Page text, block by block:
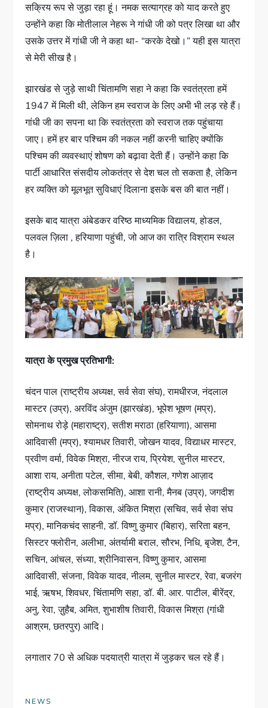
सक्रिय रूप से जुड़ा रहा हूं। नमक सत्याग्रह को याद करते हुए
उन्होंने कहा कि मोतीलाल नेहरू ने गांधी जी को पत्र लिखा था और
उसके उत्तर में गांधी जी ने कहा था- “करके देखो।” यही इस यात्रा
से मेरी सीख है।
झारखंड से जुड़े साथी चिंतामणि सहा ने कहा कि स्वतंत्रता हमें
1947 में मिली थी, लेकिन हम स्वराज के लिए अभी भी लड़ रहे हैं।
गांधी जी का सपना था कि स्वतंत्रता को स्वराज तक पहुंचाया
जाए। हमें हर बार पश्चिम की नकल नहीं करनी चाहिए क्योंकि
पश्चिम की व्यवस्थाएं शोषण को बढ़ावा देती हैं। उन्होंने कहा कि
पार्टी आधारित संसदीय लोकतंत्र से देश चल तो सकता है, लेकिन
हर व्यक्ति को मूलभूत सुविधाएं दिलाना इसके बस की बात नहीं।
इसके बाद यात्रा अंबेडकर वरिष्ठ माध्यमिक विद्यालय, होडल,
पलवल ज़िला , हरियाणा पहुंची, जो आज का रात्रि विश्राम स्थल
है।
यात्रा के प्रमुख प्रतिभागी:
चंदन पाल (राष्ट्रीय अध्यक्ष, सर्व सेवा संघ), रामधीरज, नंदलाल
मास्टर (उप्र), अरविंद अंजुम (झारखंड), भूपेश भूषण (मप्र),
सोमनाथ रोड़े (महाराष्ट्र), सतीश मराठा (हरियाणा), आसमा
आदिवासी (मप्र), श्यामधर तिवारी, जोखन यादव, विद्याधर मास्टर,
प्रवीण वर्मा, विवेक मिश्रा, नीरज राय, प्रियेश, सुनील मास्टर,
आशा राय, अनीता पटेल, सीमा, बेबी, कौशल, गणेश आज़ाद
(राष्ट्रीय अध्यक्ष, लोकसमिति), आशा रानी, मैनब (उप्र), जगदीश
कुमार (राजस्थान), विकास, अंकित मिश्रा (सचिव, सर्व सेवा संघ
मप्र), मानिकचंद साहनी, डॉ. विष्णु कुमार (बिहार), सरिता बहन,
सिस्टर फ्लोरीन, अलीभा, अंतर्यामी बराल, सौरभ, निधि, बृजेश, टैन,
सचिन, आंचल, संध्या, श्रीनिवासन, विष्णु कुमार, आसमा
आदिवासी, संजना, विवेक यादव, नीलम, सुनील मास्टर, रेवा, बजरंग
भाई, ऋषभ, शिवधर, चिंतामणि सहा, डॉ. बी. आर. पाटील, बीरेंद्र,
अनु, रेवा, ज़ुहैब, अमित, शुभाशीष तिवारी, विकास मिश्रा (गांधी
आश्रम, छतरपुर) आदि।
लगातार 70 से अधिक पदयात्री यात्रा में जुड़कर चल रहे हैं।
NEWS